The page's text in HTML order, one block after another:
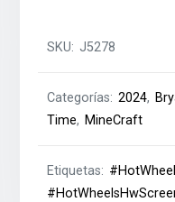
SKU:J5278
Categorías:2024,
Time, MineCraft
Etiquetas: